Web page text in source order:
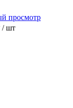
просмотр
/ шт